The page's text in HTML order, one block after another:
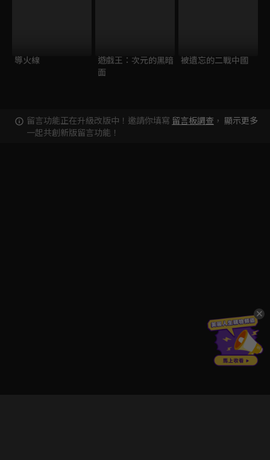
導火線
遊戲王：次元的黑暗
面
被遺忘的二戰中國
留言功能正在升級改版中！邀請你填寫 留言板調查 ，
一起共創新版留言功能！
顯示更多